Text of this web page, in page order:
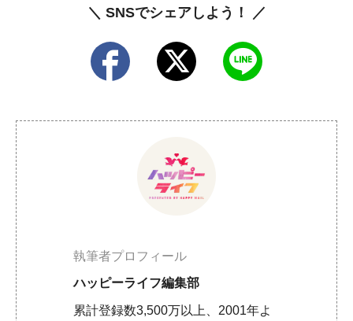
＼ SNSでシェアしよう！ ／
執筆者プロフィール
ハッピーライフ編集部
累計登録数3,500万以上、2001年よ